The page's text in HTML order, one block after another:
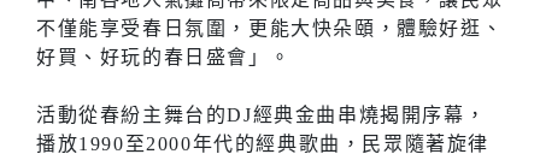
不僅能享受春日氛圍，更能大快朵頤，體驗好逛、
好買、好玩的春日盛會」。
活動從春紛主舞台的DJ經典金曲串燒揭開序幕，
播放1990至2000年代的經典歌曲，民眾隨著旋律